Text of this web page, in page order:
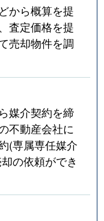
から概算を提
査定価格を提
売却物件を調
媒介契約を締
不動産会社に
(専属専任媒介
の依頼ができ